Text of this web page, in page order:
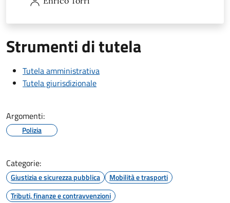
Strumenti di tutela
Tutela amministrativa
Tutela giurisdizionale
Argomenti:
Polizia
Categorie:
Giustizia e sicurezza pubblica
Mobilità e trasporti
Tributi, finanze e contravvenzioni